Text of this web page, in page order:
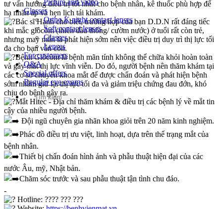
Picture and video
Glasses
Ortho K night contact lenses
Soft contact lenses
Glasses
Lenses
For customers
Q&A
Special offers
Regular eye exams
tư vấn hướng điều trị tốt nhất cho bệnh nhân, kê thuốc phù hợp để
hạ nhãn áp và hẹn lịch tái khám.
Bác sĩ Hạnh cho biết, trường hợp của bạn D.D.N rất đáng tiếc
khi mắc glôcôm (thiên đầu thống/ cườm nước) ở tuổi rất còn trẻ,
nhưng may mắn là phát hiện sớm nên việc điều trị duy trì thị lực tối
đa cho bạn vẫn còn.
Bệnh Glôcôm là bệnh mãn tính không thể chữa khỏi hoàn toàn
và gây mất thị lực vĩnh viễn. Do đó, người bệnh nên thăm khám tại
các cơ sở chuyên khoa mắt để được chẩn đoán và phát hiện bệnh
sớm nhằm giữ lại thị lực tối đa và giảm triệu chứng đau đớn, khó
chịu do bệnh gây ra.
Mắt Hitec - Địa chỉ thăm khám & điều trị các bệnh lý về mắt tin
cậy của nhiều người bệnh.
Đội ngũ chuyên gia nhãn khoa giỏi trên 20 năm kinh nghiệm.
Phác đồ điều trị ưu việt, linh hoạt, dựa trên thể trạng mắt của
bệnh nhân.
Thiết bị chẩn đoán hình ảnh và phẫu thuật hiện đại của các
nước Âu, mỹ, Nhật bản.
Chăm sóc trước và sau phẫu thuật tận tình chu đáo.
-
Hotline: ???? ??? ???